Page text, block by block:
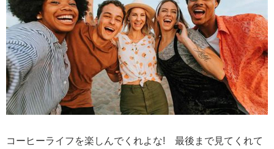
コーヒーライフを楽しんでくれよな! 最後まで見てくれて